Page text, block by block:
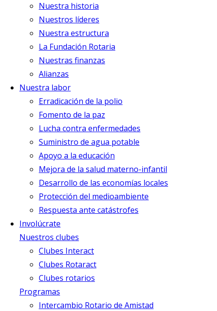
Nuestra historia
Nuestros líderes
Nuestra estructura
La Fundación Rotaria
Nuestras finanzas
Alianzas
Nuestra labor
Erradicación de la polio
Fomento de la paz
Lucha contra enfermedades
Suministro de agua potable
Apoyo a la educación
Mejora de la salud materno-infantil
Desarrollo de las economías locales
Protección del medioambiente
Respuesta ante catástrofes
Involúcrate
Nuestros clubes
Clubes Interact
Clubes Rotaract
Clubes rotarios
Programas
Intercambio Rotario de Amistad